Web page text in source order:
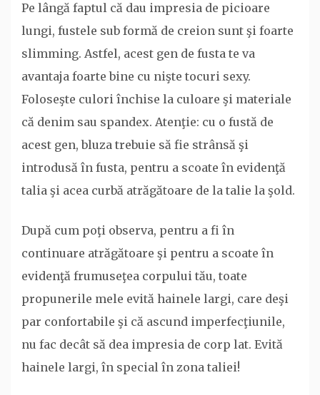
Pe lângă faptul că dau impresia de picioare
lungi, fustele sub formă de creion sunt şi foarte
slimming. Astfel, acest gen de fusta te va
avantaja foarte bine cu nişte tocuri sexy.
Foloseşte culori închise la culoare şi materiale
că denim sau spandex. Atenţie: cu o fustă de
acest gen, bluza trebuie să fie strânsă şi
introdusă în fusta, pentru a scoate în evidenţă
talia şi acea curbă atrăgătoare de la talie la şold.
După cum poţi observa, pentru a fi în
continuare atrăgătoare şi pentru a scoate în
evidenţă frumuseţea corpului tău, toate
propunerile mele evită hainele largi, care deşi
par confortabile şi că ascund imperfecţiunile,
nu fac decât să dea impresia de corp lat. Evită
hainele largi, în special în zona taliei!